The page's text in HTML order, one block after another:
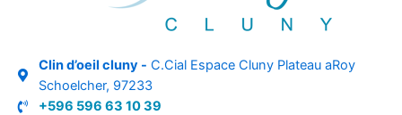
Clin d’oeil cluny - C.Cial Espace Cluny Plateau aRoy
Schoelcher, 97233
+596 596 63 10 39